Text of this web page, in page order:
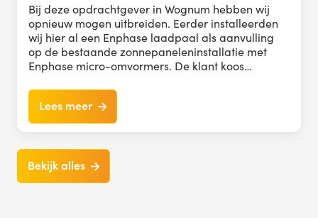
Bij deze opdrachtgever in Wognum hebben wij
opnieuw mogen uitbreiden. Eerder installeerden
wij hier al een Enphase laadpaal als aanvulling
op de bestaande zonnepaneleninstallatie met
Enphase micro-omvormers. De klant koos…
Lees meer
Bekijk alles